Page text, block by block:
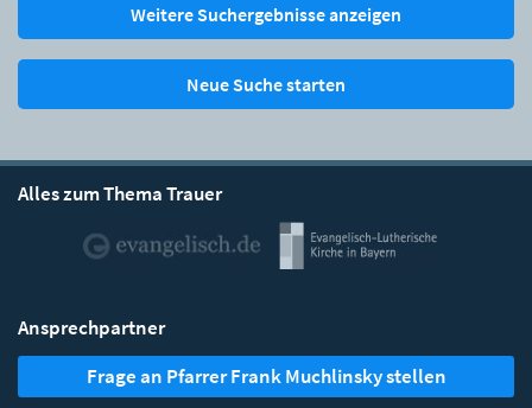
Weitere Suchergebnisse anzeigen
Neue Suche starten
Alles zum Thema Trauer
Ansprechpartner
Frage an Pfarrer Frank Muchlinsky stellen